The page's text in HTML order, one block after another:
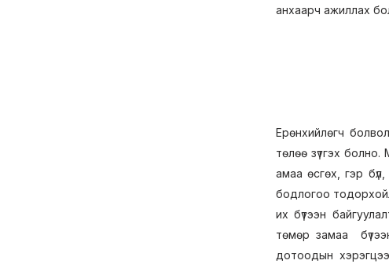
анхаарч ажиллах
Ерөнхийлөгч
төлөө зүтгэх болно.
амаа өсгөх, гэр
бодлогоо
их бүтээн
төмөр замаа
дотоодын